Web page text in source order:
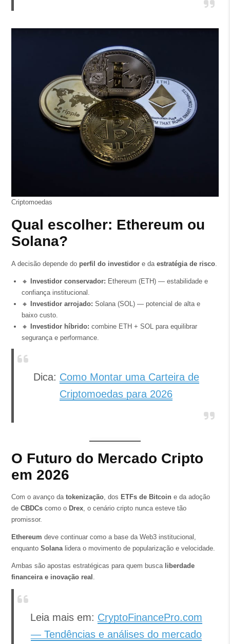
Criptomoedas
Qual escolher: Ethereum ou
Solana?
A decisão depende do perfil do investidore da estratégia de risco.
🔸 Investidor conservador: Ethereum (ETH) — estabilidade e
confiança institucional.
🔸
Investidor arrojado: Solana (SOL) — potencial de alta e
baixo custo.
🔸
Investidor híbrido: combine ETH + SOL para equilibrar
segurança e performance.
Dica: Como Montar uma Carteira de
Criptomoedas para 2026
O Futuro do Mercado Cripto
em 2026
Com o avanço da tokenização, dos ETFs de Bitcoine da adoção
de CBDCscomo o Drex, o cenário cripto nunca esteve tão
promissor.
Ethereum deve continuar como a base da Web3 institucional,
enquanto Solanalidera o movimento de popularização e velocidade.
Ambas são apostas estratégicas para quem busca liberdade
financeira e inovação real .
Leia mais em: CryptoFinancePro.com
— Tendências e análises do mercado